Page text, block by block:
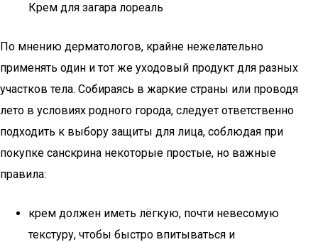
Крем для загара лореаль
По мнению дерматологов, крайне нежелательно
применять один и тот же уходовый продукт для разных
участков тела. Собираясь в жаркие страны или проводя
лето в условиях родного города, следует ответственно
подходить к выбору защиты для лица, соблюдая при
покупке санскрина некоторые простые, но важные
правила:
крем должен иметь лёгкую, почти невесомую
текстуру, чтобы быстро впитываться и